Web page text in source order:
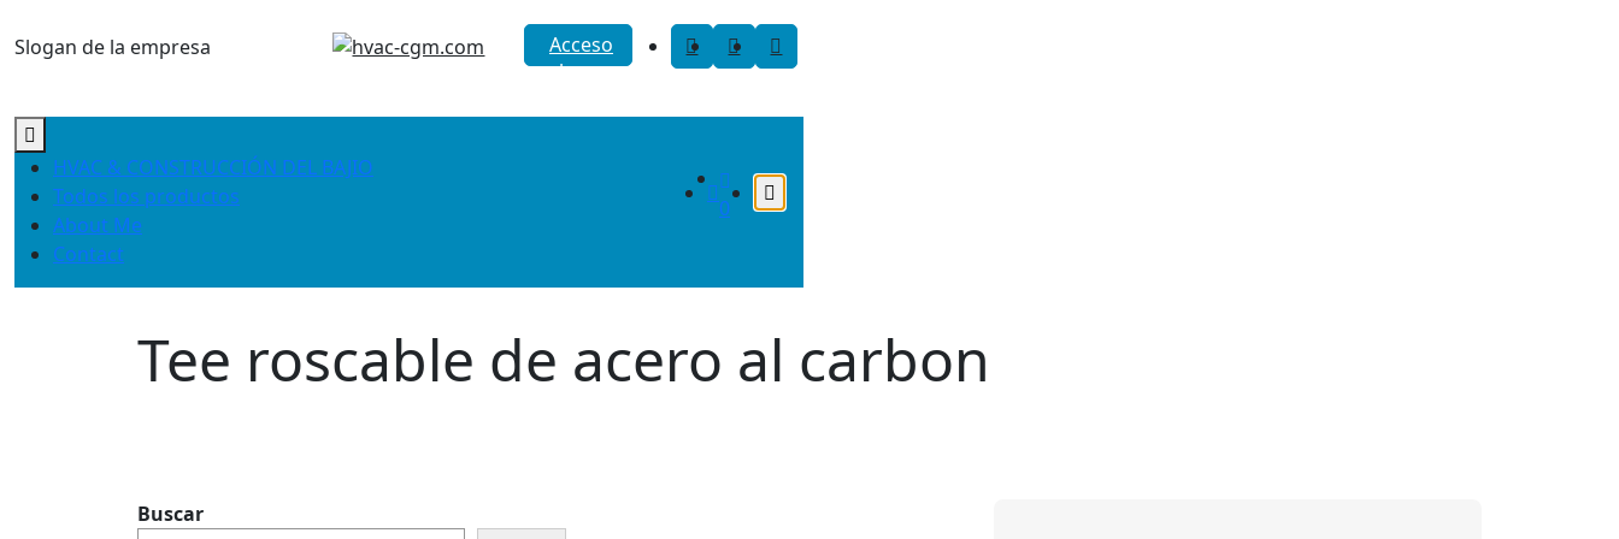
Slogan de la empresa
Acceso
a la
HVAC & CONSTRUCCIÓN DEL BAJIO
Todos los productos
About Me
Contact
0
Tee roscable de acero al carbon
Buscar